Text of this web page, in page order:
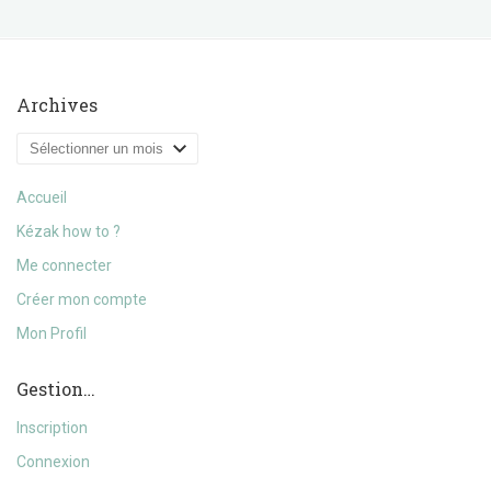
Archives
Archives
Accueil
Kézak how to ?
Me connecter
Créer mon compte
Mon Profil
Gestion…
Inscription
Connexion